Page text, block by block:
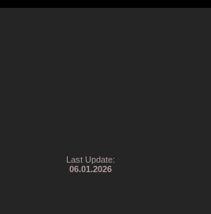
Last Update:
06.01.2026